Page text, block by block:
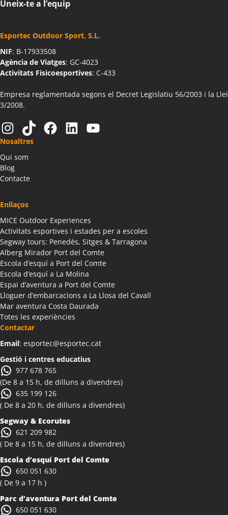
Uneix-te a l’equip
Esportec Outdoor Sport, S.L.
NIF: B-17933508
Agència de Viatges: GC-4023
Activitats Fisicoesportives: C-433
Empresa reglamentada segons el Decret Legislatiu 56/2003 i la Llei
3/2008.
Instagram TikTok Facebook LinkedIn YouTube
Nosaltres
Qui som
Blog
Contacte
Enllaços
MICE Outdoor Experiences
Activitats esportives i estades per a escoles
Segway tours: Penedès, Sitges & Tarragona
Alberg Mirador Port del Comte
Escola d’esquí a Port del Comte
Escola d’esquí a La Molina
Espai d’aventura a Port del Comte
Lloguer d’embarcacions a La Llosa del Cavall
Mar aventura Costa Daurada
Totes les experiències
Contactar
Email: esportec@esportec.cat
Gestió i centres educatius
977 678 765
(De 8 a 15 h, de dilluns a divendres)
635 199 126
( De 8 a 20 h, de dilluns a divendres)
Segway & Ecorutes
621 209 982
( De 8 a 15 h, de dilluns a divendres)
Escola d’esquí Port del Comte
650 051 630
( De 9 a 17 h )
Parc d’aventura Port del Comte
650 051 630